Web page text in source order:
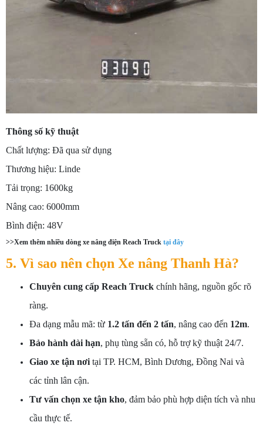
Thông số kỹ thuật
Chất lượng: Đã qua sử dụng
Thương hiệu: Linde
Tải trọng: 1600kg
Nâng cao: 6000mm
Bình điện: 48V
>>Xem thêm nhiều dòng xe nâng điện Reach Truck tại đây
5. Vì sao nên chọn Xe nâng Thanh Hà?
Chuyên cung cấp Reach Truck chính hãng, nguồn gốc rõ
ràng.
Đa dạng mẫu mã: từ 1.2 tấn đến 2 tấn, nâng cao đến 12m.
Bảo hành dài hạn, phụ tùng sẵn có, hỗ trợ kỹ thuật 24/7.
Giao xe tận nơi tại TP. HCM, Bình Dương, Đồng Nai và
các tỉnh lân cận.
Tư vấn chọn xe tận kho, đảm bảo phù hợp diện tích và nhu
cầu thực tế.